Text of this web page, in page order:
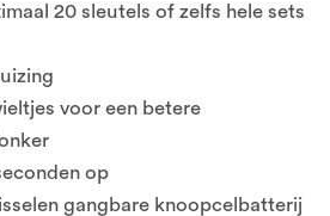
20 sleutels of zelfs hele sets
voor een betere
op
gangbare knoopcelbatterij